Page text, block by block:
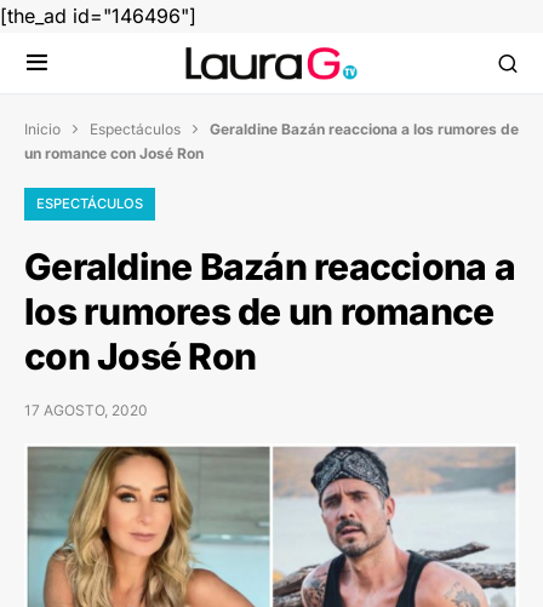
[the_ad id="146496"]
Inicio  Espectáculos  Geraldine Bazán reacciona a los rumores de
un romance con José Ron
ESPECTÁCULOS
Geraldine Bazán reacciona a
los rumores de un romance
con José Ron
17 AGOSTO, 2020